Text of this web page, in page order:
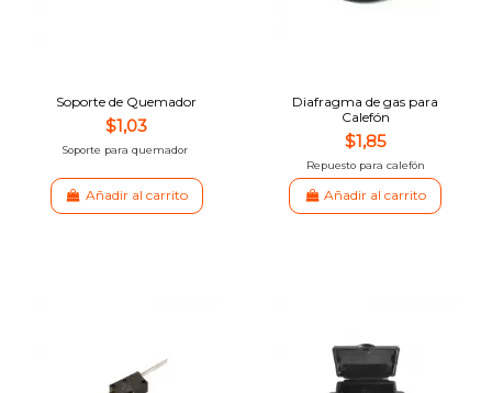
Soporte de Quemador
$1,03
Soporte para quemador
Añadir al carrito
Diafragma de gas para
Calefón
$1,85
Repuesto para calefón
Añadir al carrito